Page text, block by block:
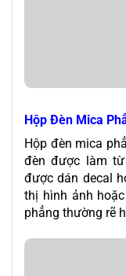
Hộp Đèn Mica
Hộp đèn mica
đèn được làm
được dán decal
thị hình ảnh
phẳng thường rẽ